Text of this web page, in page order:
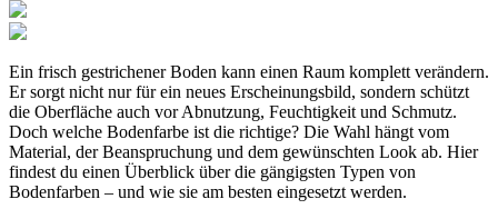
Ein frisch gestrichener Boden kann einen Raum komplett verändern.
Er sorgt nicht nur für ein neues Erscheinungsbild, sondern schützt
die Oberfläche auch vor Abnutzung, Feuchtigkeit und Schmutz.
Doch welche Bodenfarbe ist die richtige? Die Wahl hängt vom
Material, der Beanspruchung und dem gewünschten Look ab. Hier
findest du einen Überblick über die gängigsten Typen von
Bodenfarben – und wie sie am besten eingesetzt werden.